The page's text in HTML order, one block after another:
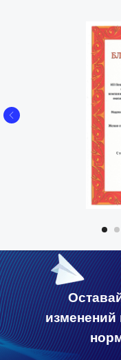
изменений